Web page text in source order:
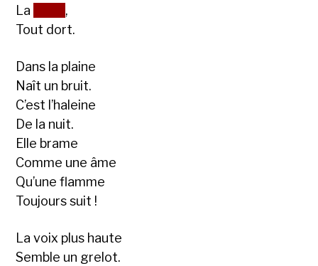
La
,
Tout dort.
Dans la plaine
Naît un bruit.
C’est l’haleine
De la nuit.
Elle brame
Comme une âme
Qu’une flamme
Toujours suit !
La voix plus haute
Semble un grelot.